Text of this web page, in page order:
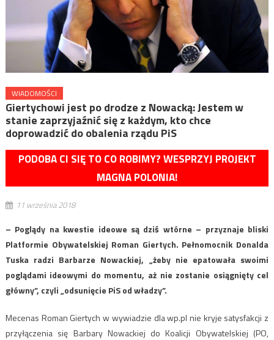
WIADOMOŚCI
Giertychowi jest po drodze z Nowacką: Jestem w
stanie zaprzyjaźnić się z każdym, kto chce
doprowadzić do obalenia rządu PiS
PODOBA CI SIĘ TO CO ROBIMY? WESPRZYJ PROJEKT
MAGNA POLONIA!
11 września 2018
– Poglądy na kwestie ideowe są dziś wtórne – przyznaje bliski
Platformie Obywatelskiej Roman Giertych. Pełnomocnik Donalda
Tuska radzi Barbarze Nowackiej, „żeby nie epatowała swoimi
poglądami ideowymi do momentu, aż nie zostanie osiągnięty cel
główny”, czyli „odsunięcie PiS od władzy”.
Mecenas Roman Giertych w wywiadzie dla wp.pl nie kryje satysfakcji z
przyłączenia się Barbary Nowackiej do Koalicji Obywatelskiej (PO,